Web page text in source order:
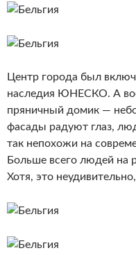
Центр города был
наследия ЮНЕСКО. А
пряничный домик —
фасады радуют глаз,
так непохожи на
Больше всего людей на
Хотя, это